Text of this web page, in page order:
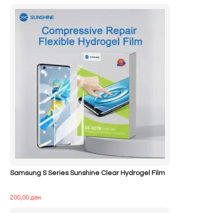
Samsung S Series Sunshine Clear Hydrogel Film
200,00ден